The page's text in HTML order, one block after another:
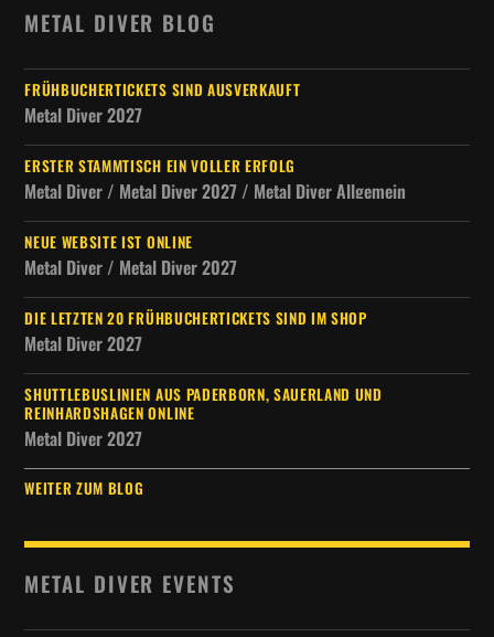
METAL DIVER BLOG
FRÜHBUCHERTICKETS SIND AUSVERKAUFT
Metal Diver 2027
ERSTER STAMMTISCH EIN VOLLER ERFOLG
Metal Diver / Metal Diver 2027 / Metal Diver Allgemein
NEUE WEBSITE IST ONLINE
Metal Diver / Metal Diver 2027
DIE LETZTEN 20 FRÜHBUCHERTICKETS SIND IM SHOP
Metal Diver 2027
SHUTTLEBUSLINIEN AUS PADERBORN, SAUERLAND UND
REINHARDSHAGEN ONLINE
Metal Diver 2027
WEITER ZUM BLOG
METAL DIVER EVENTS